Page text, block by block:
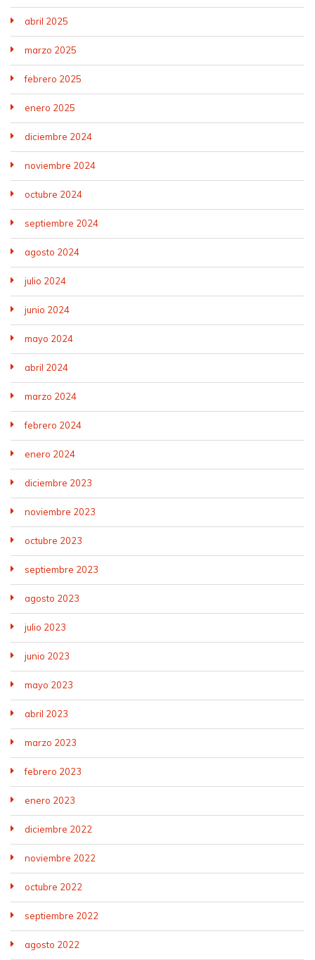
abril 2025
marzo 2025
febrero 2025
enero 2025
diciembre 2024
noviembre 2024
octubre 2024
septiembre 2024
agosto 2024
julio 2024
junio 2024
mayo 2024
abril 2024
marzo 2024
febrero 2024
enero 2024
diciembre 2023
noviembre 2023
octubre 2023
septiembre 2023
agosto 2023
julio 2023
junio 2023
mayo 2023
abril 2023
marzo 2023
febrero 2023
enero 2023
diciembre 2022
noviembre 2022
octubre 2022
septiembre 2022
agosto 2022